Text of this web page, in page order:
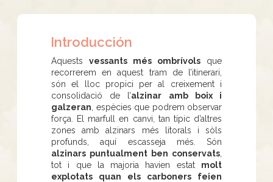
Introducción
Aquests vessants més ombrívols que
recorrerem en aquest tram de l’itinerari,
són el lloc propici per al creixement i
consolidació de l’alzinar amb boix i
galzeran , espècies que podrem observar
força. El marfull en canvi, tan típic d’altres
zones amb alzinars més litorals i sòls
profunds, aquí escasseja més. Són
alzinars puntualment ben conservats
tot i que la majoria havien estat molt
explotats quan els carboners feien